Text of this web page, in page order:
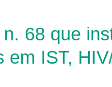
68 que
em IST,